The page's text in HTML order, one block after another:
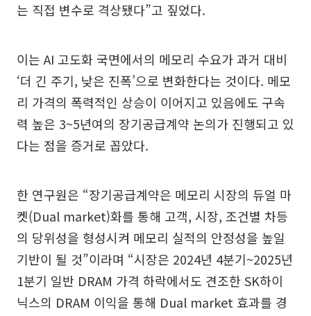
는 직접 변수로 격상됐다”고 짚었다.
이는 AI 고도화 국면에서의 메모리 수요가 과거 대비
‘더 긴 주기, 낮은 진폭’으로 변화한다는 것이다. 메모
리 가격의 폭력적인 상승이 이어지고 있음에도 구속
력 높은 3~5년여의 장기공급계약 논의가 진행되고 있
다는 점을 증거로 꼽았다.
한 연구원은 “장기공급계약은 메모리 시장의 듀얼 마
켓(Dual market)화를 통해 고객, 시장, 조건별 차등
의 당위성을 형성시켜 메모리 실적의 안정성을 높일
기반이 될 것”이라며 “시장은 2024년 4분기~2025년
1분기 일반 DRAM 가격 하락에서도 견조한 SK하이
닉스의 DRAM 이익을 통해 Dual market 효과를 경